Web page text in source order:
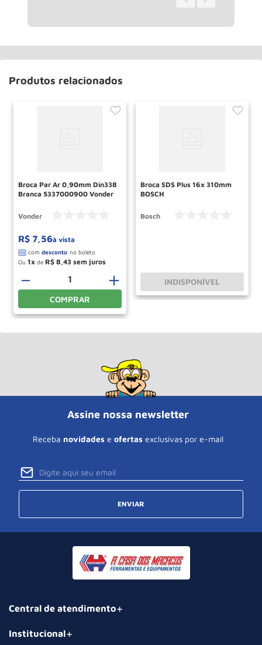
Produtos relacionados
Broca Par Ar 0,90mm Din338
Branca 5337000900 Vonder
Vonder
R$ 7,56à vista
Ou 1 de R$ 8 43
＋
－
COMPRAR
Broca SDS Plus 16x 310mm
BOSCH
Bosch
INDISPONÍVEL
Assine nossa newsletter
Receba novidades e ofertas exclusivas por e-mail
ENVIAR
Central de atendimento
Institucional